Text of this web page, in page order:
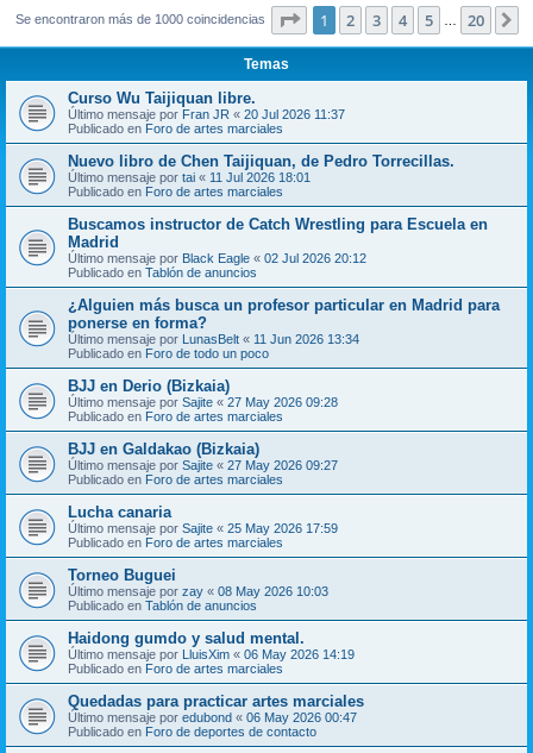
Se encontraron más de 1000 coincidencias Página de 20
1 2 3 4 5 20
Temas
Curso Wu Taijiquan libre.
Último mensaje por Fran JR « 20 Jul 2026 11:37
Publicado en Foro de artes marciales
Nuevo libro de Chen Taijiquan, de Pedro Torrecillas.
Último mensaje por tai « 11 Jul 2026 18:01
Publicado en Foro de artes marciales
Buscamos instructor de Catch Wrestling para Escuela en
Madrid
Último mensaje por Black Eagle « 02 Jul 2026 20:12
Publicado en Tablón de anuncios
¿Alguien más busca un profesor particular en Madrid para
ponerse en forma?
Último mensaje por LunasBelt « 11 Jun 2026 13:34
Publicado en Foro de todo un poco
BJJ en Derio (Bizkaia)
Último mensaje por Sajite « 27 May 2026 09:28
Publicado en Foro de artes marciales
BJJ en Galdakao (Bizkaia)
Último mensaje por Sajite « 27 May 2026 09:27
Publicado en Foro de artes marciales
Lucha canaria
Último mensaje por Sajite « 25 May 2026 17:59
Publicado en Foro de artes marciales
Torneo Buguei
Último mensaje por zay « 08 May 2026 10:03
Publicado en Tablón de anuncios
Haidong gumdo y salud mental.
Último mensaje por LluisXim « 06 May 2026 14:19
Publicado en Foro de artes marciales
Quedadas para practicar artes marciales
Último mensaje por edubond « 06 May 2026 00:47
Publicado en Foro de deportes de contacto